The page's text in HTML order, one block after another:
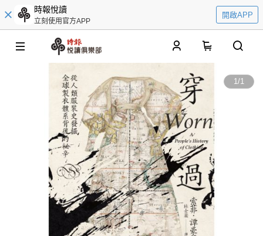
時報悅讀
立刻使用官方APP
開啟APP
1/1